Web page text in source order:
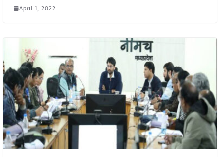
April 1, 2022